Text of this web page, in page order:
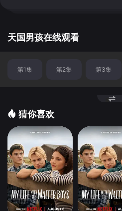
天国男孩在线观看
第1集 第2集 第3集
猜你喜欢